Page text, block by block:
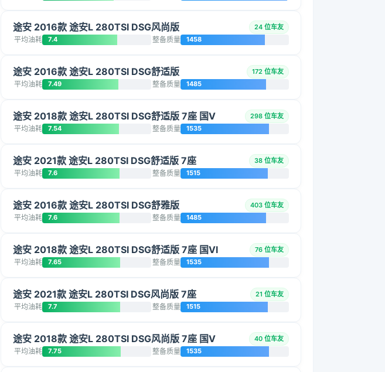
途安 2016款 途安L 280TSI DSG风尚版 24 位车友
平均油耗 7.4 整备质量 1458
途安 2016款 途安L 280TSI DSG舒适版 172 位车友
平均油耗 7.49 整备质量 1485
途安 2018款 途安L 280TSI DSG舒适版 7座 国V 298 位车友
平均油耗 7.54 整备质量 1535
途安 2021款 途安L 280TSI DSG舒适版 7座 38 位车友
平均油耗 7.6 整备质量 1515
途安 2016款 途安L 280TSI DSG舒雅版 403 位车友
平均油耗 7.6 整备质量 1485
途安 2018款 途安L 280TSI DSG舒适版 7座 国VI 76 位车友
平均油耗 7.65 整备质量 1535
途安 2021款 途安L 280TSI DSG风尚版 7座 21 位车友
平均油耗 7.7 整备质量 1515
途安 2018款 途安L 280TSI DSG风尚版 7座 国V 40 位车友
平均油耗 7.75 整备质量 1535